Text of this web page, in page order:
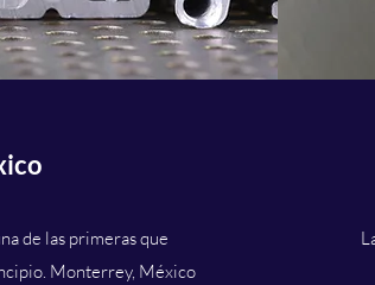
de las primeras que
Monterrey, México